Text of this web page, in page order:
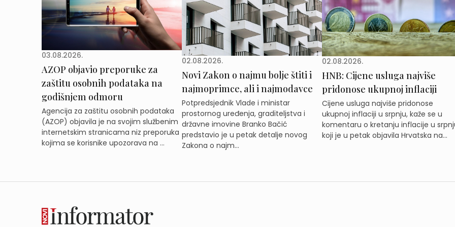
03.08.2026.
AZOP objavio preporuke za
zaštitu osobnih podataka na
godišnjem odmoru
Agencija za zaštitu osobnih podataka
(AZOP) objavila je na svojim službenim
internetskim stranicama niz preporuka
kojima se korisnike upozorava na ...
02.08.2026.
Novi Zakon o najmu bolje štiti i
najmoprimce, ali i najmodavce
Potpredsjednik Vlade i ministar
prostornog uređenja, graditeljstva i
državne imovine Branko Bačić
predstavio je u petak detalje novog
Zakona o najm...
02.08.2026.
HNB: Cijene usluga najviše
pridonose ukupnoj inflaciji
Cijene usluga najviše pridonose
ukupnoj inflaciji u srpnju, kaže se u
komentaru o kretanju inflacije u
koji je u petak objavila Hrvatska na...